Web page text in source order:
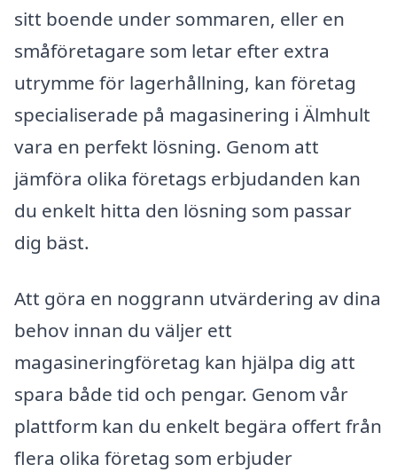
sitt boende under sommaren, eller en
småföretagare som letar efter extra
utrymme för lagerhållning, kan företag
specialiserade på magasinering i Älmhult
vara en perfekt lösning. Genom att
jämföra olika företags erbjudanden kan
du enkelt hitta den lösning som passar
dig bäst.
Att göra en noggrann utvärdering av dina
behov innan du väljer ett
magasineringföretag kan hjälpa dig att
spara både tid och pengar. Genom vår
plattform kan du enkelt begära offert från
flera olika företag som erbjuder